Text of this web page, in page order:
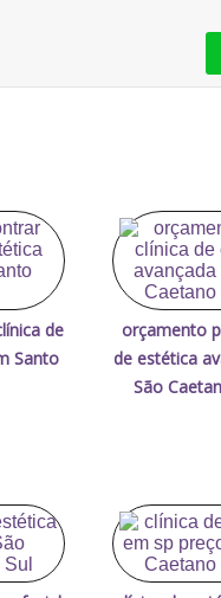
de
Santo
orçamento
de estética
São